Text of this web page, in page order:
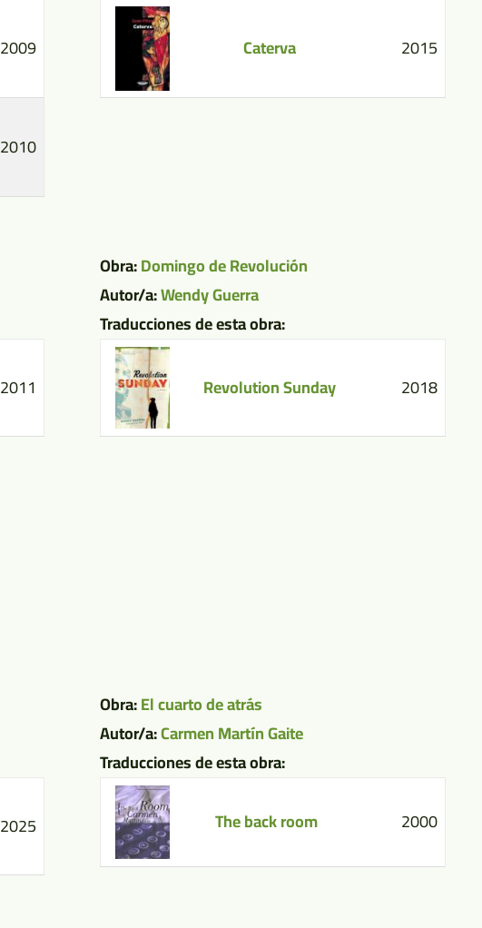
2009
2010
Caterva 2015
2011
Obra:Domingo de Revolución
Autor/a:Wendy Guerra
Traducciones de esta obra:
Revolution Sunday 2018
2025
Obra:El cuarto de atrás
Autor/a:Carmen Martín Gaite
Traducciones de esta obra:
The back room
2000